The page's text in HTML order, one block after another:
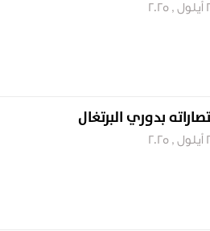
بدوري البرتغال